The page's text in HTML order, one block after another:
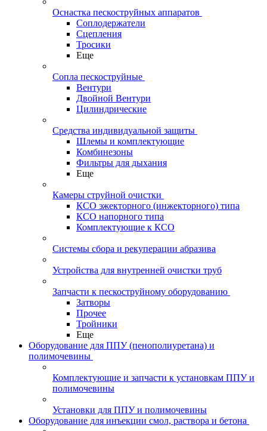
Оснастка пескоструйных аппаратов
Соплодержатели
Сцепления
Тросики
Еще
Сопла пескоструйные
Вентури
Двойной Вентури
Цилиндрические
Средства индивидуальной защиты
Шлемы и комплектующие
Комбинезоны
Фильтры для дыхания
Еще
Камеры струйной очистки
КСО эжекторного (инжекторного) типа
КСО напорного типа
Комплектующие к КСО
Системы сбора и рекуперации абразива
Устройства для внутренней очистки труб
Запчасти к пескоструйному оборудованию
Затворы
Прочее
Тройники
Еще
Оборудование для ППУ (пенополиуретана) и
полимочевины
Комплектующие и запчасти к установкам ППУ и
полимочевины
Установки для ППУ и полимочевины
Оборудование для инъекции смол, раствора и бетона